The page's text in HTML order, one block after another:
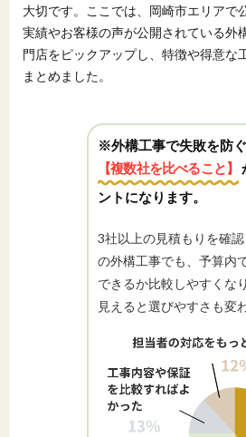
大切です。ここでは、岡崎市エリアで
実績やお客様の声が公開されている外
門店をピックアップし、特徴や得意な
まとめました。
※外構工事で失敗を防ぐ
【複数社を比べること】
ントになります。
3社以上の見積もりを確
の外構工事でも、予算内
できるか比較しやすくな
見えると選びやすさも変